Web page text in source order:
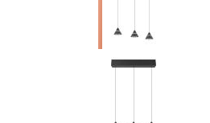
van
de
afbeeldingen-